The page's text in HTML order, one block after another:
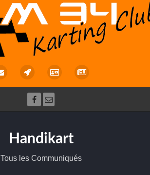
Handikart
Tous les Communiqués